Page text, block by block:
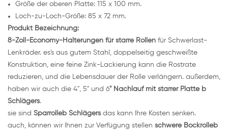
Größe der oberen Platte: 115 x 100 mm.
Loch-zu-Loch-Größe: 85 x 72 mm.
ProduktBezeichnung:
8-Zoll-Economy-Halterungen für starre Rollen für Schwerlast-
Lenkräder. es's aus gutem Stahl, doppelseitig geschweißte
Konstruktion, eine feine Zink-Lackierung kann die Rostrate
reduzieren, und die Lebensdauer der Rolle verlängern. außerdem,
haben wir auch die 4", 5" und 6" Nachlauf mit starrer Platte b
Schlägers.
sie sind Sparrolleb Schlägersdas kann Ihre Kosten senken.
auch, können wir Ihnen zur Verfügung stellen schwere Bockrolleb